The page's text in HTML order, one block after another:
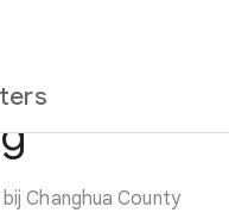
Melody
Changhua County